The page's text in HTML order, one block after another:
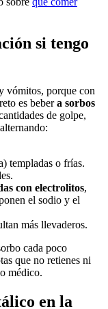
si tengo
vómitos, porque con
es bebera sorbos
de golpe,
templadas o frías.
con electrolitos,
el sodio y el
más llevaderos.
cada poco
que no retienes ni
médico.
en la